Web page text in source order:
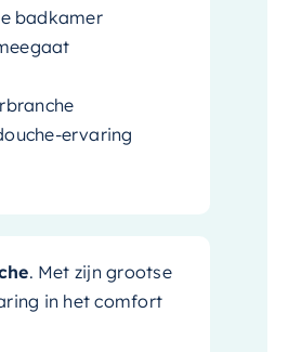
badkamer
ervaring
. Met zijn grootse
in het comfort